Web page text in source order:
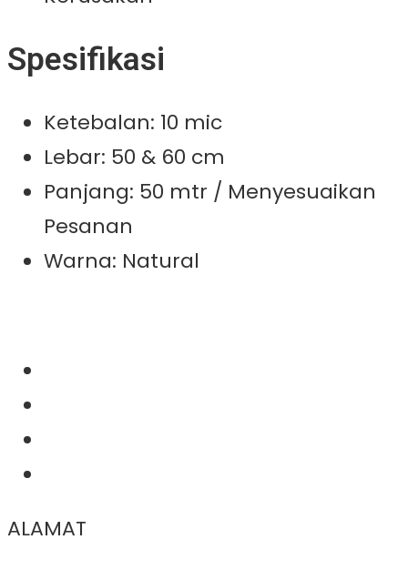
Spesifikasi
Ketebalan: 10 mic
Lebar: 50 & 60 cm
Panjang: 50 mtr / Menyesuaikan
Pesanan
Warna: Natural
ALAMAT